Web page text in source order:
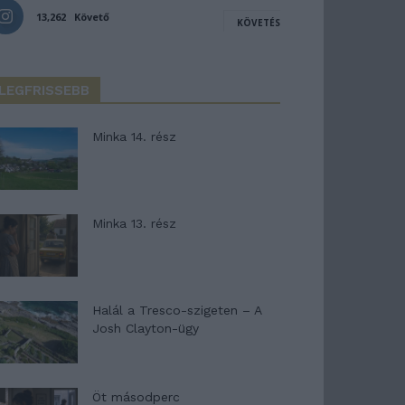
13,262 Követő KÖVETÉS
Minka 14. rész
Minka 13. rész
Halál a Tresco-szigeten – A
Josh Clayton-ügy
Öt másodperc